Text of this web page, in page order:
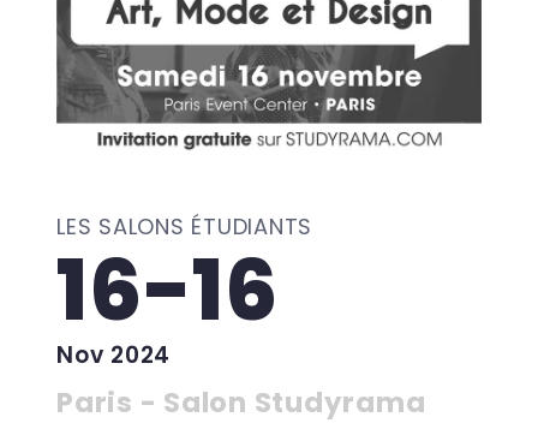
LES SALONS ÉTUDIANTS
16-16
Nov 2024
Paris - Salon Studyrama